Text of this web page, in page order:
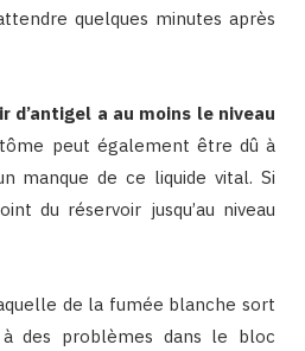
quelques minutes après
d’antigel a au moins le niveau
peut également être dû à
manque de ce liquide vital. Si
du réservoir jusqu’au niveau
de la fumée blanche sort
des problèmes dans le bloc